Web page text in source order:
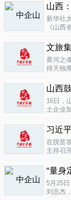
山西
新华社
《山西
大对涉
文旅
黄河之
得天独
业培育
山西
16日，
土企业
习近
在脱贫
主持召
见》。
5月25
刘志杰